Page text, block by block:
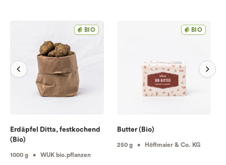
BIO
Erdäpfel Ditta, festkochend
(Bio)
1000 g • WUK bio.pflanzen
BIO
Butter (Bio)
250 g • Höflmaier & Co. KG